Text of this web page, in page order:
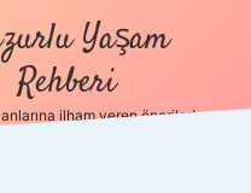
Yaşam
Rehberi
ilham veren öneriler!